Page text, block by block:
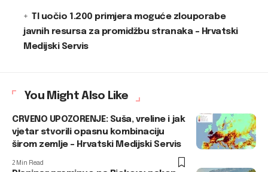
TI uočio 1.200 primjera moguće zlouporabe
javnih resursa za promidžbu stranaka – Hrvatski
Medijski Servis
You Might Also Like
CRVENO UPOZORENJE: Suša, vreline i jak
vjetar stvorili opasnu kombinaciju
širom zemlje – Hrvatski Medijski Servis
2 Min Read